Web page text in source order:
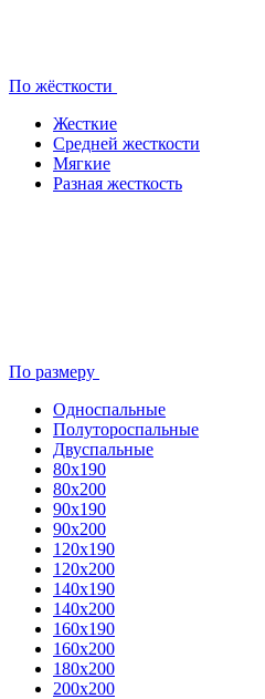
По жёсткости
Жесткие
Средней жесткости
Мягкие
Разная жесткость
По размеру
Односпальные
Полутороспальные
Двуспальные
80x190
80х200
90х190
90х200
120х190
120х200
140х190
140х200
160х190
160х200
180х200
200х200